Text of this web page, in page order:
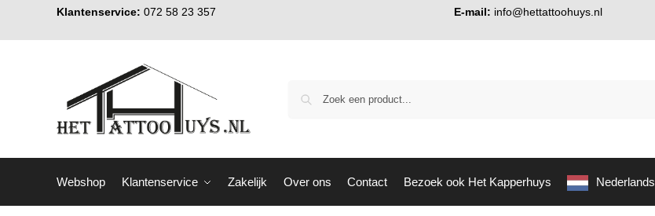
Klantenservice: 072 58 23 357 E-mail: info@hettattoohuys.nl
Webshop Klantenservice Zakelijk Over ons Contact Bezoek ook Het Kapperhuys Nederlands